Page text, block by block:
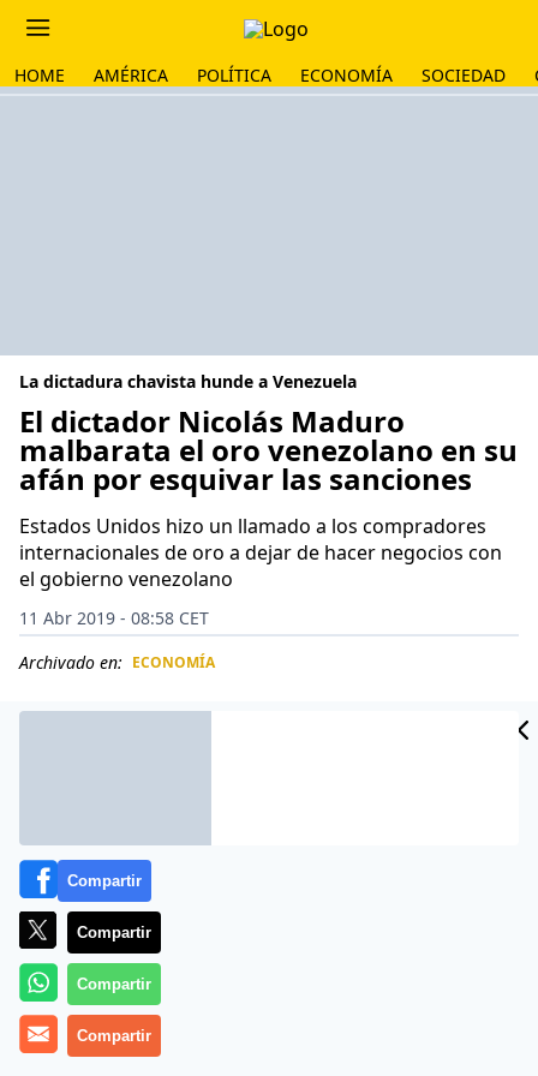
HOME AMÉRICA POLÍTICA ECONOMÍA SOCIEDAD
La dictadura chavista hunde a Venezuela
El dictador Nicolás Maduro
malbarata el oro venezolano en su
afán por esquivar las sanciones
Estados Unidos hizo un llamado a los compradores
internacionales de oro a dejar de hacer negocios con
el gobierno venezolano
11 Abr 2019 - 08:58 CET
Archivado en: ECONOMÍA
Unas ocho toneladas de oro fueron retiradas del
Compartir
Compartir
Compartir
Compartir